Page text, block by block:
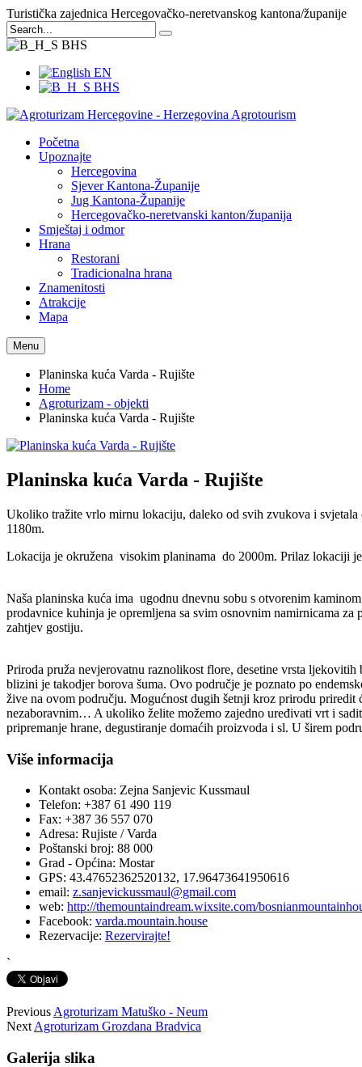
Turistička zajednica Hercegovačko-neretvanskog kantona/županije
BHS
EN
BHS
Početna
Upoznajte
Hercegovina
Sjever Kantona-Županije
Jug Kantona-Županije
Hercegovačko-neretvanski kanton/županija
Smještaj i odmor
Hrana
Restorani
Tradicionalna hrana
Znamenitosti
Atrakcije
Mapa
Menu
Planinska kuća Varda - Rujište
Home
Agroturizam - objekti
Planinska kuća Varda - Rujište
Planinska kuća Varda - Rujište
Ukoliko tražite vrlo mirnu lokaciju, daleko od svih zvukova i
1180m.
Lokacija je okružena visokim planinama do 2000m. Prilaz lokaciji
Naša planinska kuća ima ugodnu dnevnu sobu s otvorenim
prodavnice kuhinja je opremljena sa svim osnovnim namirnicama
zahtjev gostiju.
Priroda pruža nevjerovatnu raznolikost flore, desetine vrsta
blizini je takodjer borova šuma. Ovo područje je poznato po
žive na ovom području. Mogućnost dugih šetnji kroz prirodu priredit
nezaboravnim… A ukoliko želite možemo zajedno uređivati vrt i
pripremanje hrane, degustiranje domaćih proizvoda i sl. U širem
Više informacija
Kontakt osoba: Zejna Sanjevic Kussmaul
Telefon: +387 61 490 119
Fax: +387 36 557 070
Adresa: Rujiste / Varda
Poštanski broj: 88 000
Grad - Općina: Mostar
GPS: 43.47652362520132, 17.96473641950616
email: z.sanjevickussmaul@gmail.com
web: http://themountaindream.wixsite.com/
Facebook: varda.mountain.house
Rezervacije: Rezervirajte!
`
Previous Agroturizam Matuško - Neum
Next Agroturizam Grozdana Bradvica
Galerija slika